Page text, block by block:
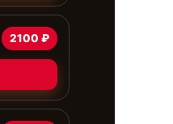
2100 ₽